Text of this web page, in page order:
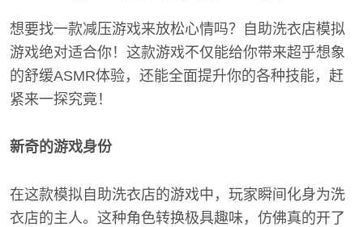
想要找一款减压游戏来放松心情吗？自助洗衣店模拟
游戏绝对适合你！这款游戏不仅能给你带来超乎想象
的舒缓ASMR体验，还能全面提升你的各种技能，赶
紧来一探究竟！
新奇的游戏身份
在这款模拟自助洗衣店的游戏中，玩家瞬间化身为洗
衣店的主人。这种角色转换极具趣味，仿佛真的开了